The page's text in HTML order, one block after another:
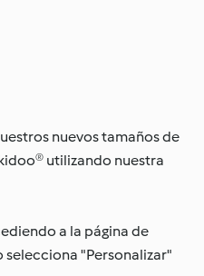
nuevos tamaños de
utilizando nuestra
a la página de
selecciona "Personalizar"